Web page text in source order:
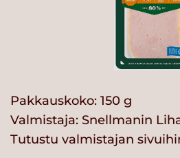
Pakkauskoko: 150 g
Valmistaja: Snellmanin
Tutustu valmistajan